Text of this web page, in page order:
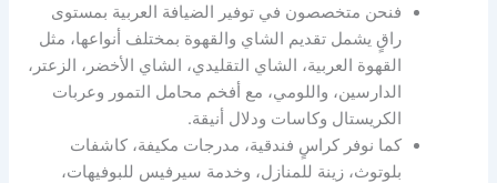
فنحن متخصصون في توفير الضيافة العربية بمستوى
راقٍ يشمل تقديم الشاي والقهوة بمختلف أنواعها، مثل
القهوة العربية، الشاي التقليدي، الشاي الأخضر، الزعتر،
الدارسين، واللومي، مع أفخم محامل التمور وعربات
الكريستال وكاسات ودلال أنيقة.
كما نوفر كراسٍ فندقية، مدرجات مكيفة، كاشفات
بلوتوث، زينة للمنازل، وخدمة سيرفيس للبوفيهات،